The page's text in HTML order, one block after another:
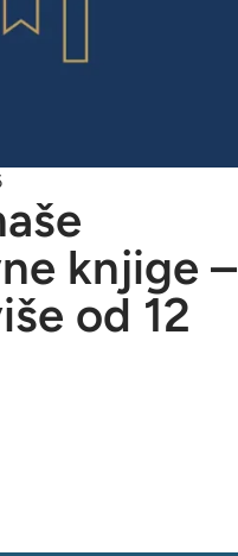
knjige –
od 12